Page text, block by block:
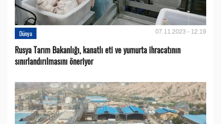
Dünya 07.11.2023 - 12:19
Rusya Tarım Bakanlığı, kanatlı eti ve yumurta ihracatının
sınırlandırılmasını öneriyor